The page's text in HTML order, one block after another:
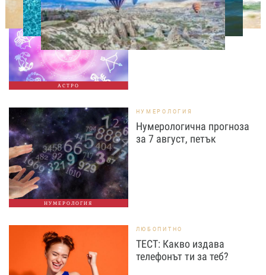
АСТРО
Дневен хороскоп за 7
август, петък
НУМЕРОЛОГИЯ
НУМЕРОЛОГИЯ
Нумерологична прогноза
за 7 август, петък
ЛЮБОПИТНО
ТЕСТ: Какво издава
телефонът ти за теб?